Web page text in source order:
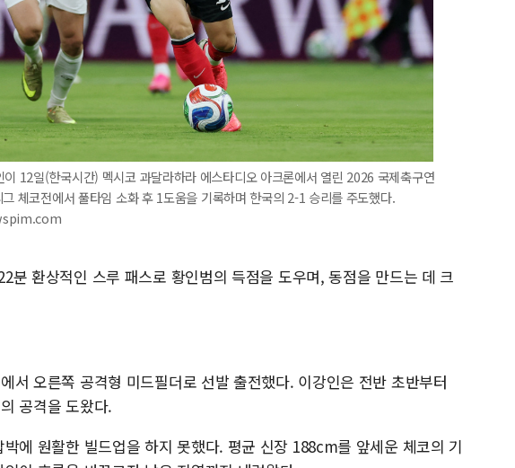
12일(한국시간) 멕시코 과달라하라 에스타디오 아크론에서 열린 2026 국제축구연
체코전에서 풀타임 소화 후 1도움을 기록하며 한국의 2-1 승리를 주도했다.
분 환상적인 스루 패스로 황인범의 득점을 도우며, 동점을 만드는 데 크
서 오른쪽 공격형 미드필더로 선발 출전했다. 이강인은 전반 초반부터
공격을 도왔다.
에 원활한 빌드업을 하지 못했다. 평균 신장 188cm를 앞세운 체코의 기